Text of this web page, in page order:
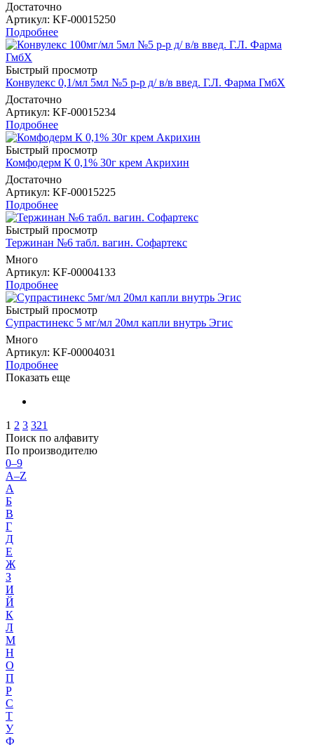
Достаточно
Артикул: KF-00015250
Подробнее
Быстрый просмотр
Конвулекс 0,1/мл 5мл №5 р-р д/ в/в введ. Г.Л. Фарма ГмбХ
Достаточно
Артикул: KF-00015234
Подробнее
Быстрый просмотр
Комфодерм К 0,1% 30г крем Акрихин
Достаточно
Артикул: KF-00015225
Подробнее
Быстрый просмотр
Тержинан №6 табл. вагин. Софартекс
Много
Артикул: KF-00004133
Подробнее
Быстрый просмотр
Супрастинекс 5 мг/мл 20мл капли внутрь Эгис
Много
Артикул: KF-00004031
Подробнее
Показать еще
1 2 3 321
Поиск по алфавиту
По производителю
0–9
A–Z
А
Б
В
Г
Д
Е
Ж
З
И
Й
К
Л
М
Н
О
П
Р
С
Т
У
Ф